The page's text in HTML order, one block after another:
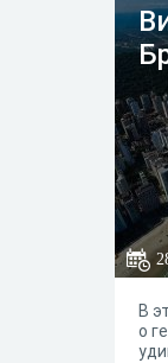
В
о